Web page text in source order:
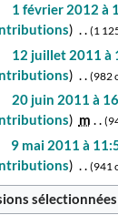
1 février 2012 à
1
12 juillet 2011 à
982
20 juin 2011 à
m
9 mai 2011 à
941